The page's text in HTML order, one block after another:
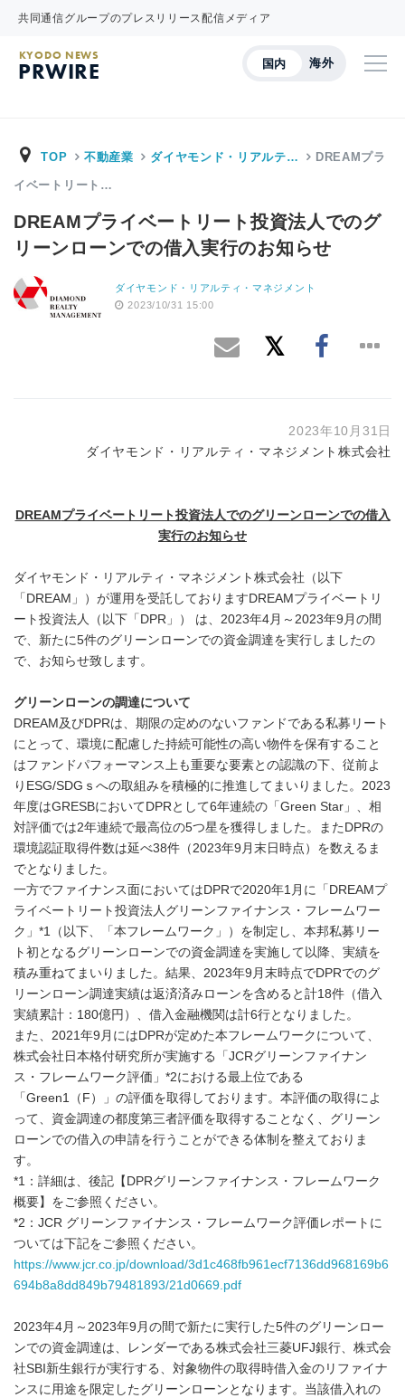
共同通信グループのプレスリリース配信メディア
国内 海外
KYODO NEWS
PRWIRE
TOP 不動産業 ダイヤモンド・リアルテ… DREAMプラ
イベートリート…
DREAMプライベートリート投資法人でのグ
リーンローンでの借入実行のお知らせ
ダイヤモンド・リアルティ・マネジメント
2023/10/31 15:00
2023年10月31日
ダイヤモンド・リアルティ・マネジメント株式会社
DREAM プライベートリート投資法人でのグリーンローンでの借入
実行のお知らせ
ダイヤモンド・リアルティ・マネジメント株式会社（以下
「DREAM」）が運用を受託しておりますDREAMプライベートリ
ート投資法人（以下「DPR」） は、2023年4月～2023年9月の間
で、新たに5件のグリーンローンでの資金調達を実行しましたの
で、お知らせ致します。
グリーンローンの調達について
DREAM及びDPRは、期限の定めのないファンドである私募リート
にとって、環境に配慮した持続可能性の高い物件を保有すること
はファンドパフォーマンス上も重要な要素との認識の下、従前よ
りESG/SDGｓへの取組みを積極的に推進してまいりました。2023
年度はGRESBにおいてDPRとして6年連続の「Green Star」、相
対評価では2年連続で最高位の5つ星を獲得しました。またDPRの
環境認証取得件数は延べ38件（2023年9月末日時点）を数えるま
でとなりました。
一方でファイナンス面においてはDPRで2020年1月に「DREAMプ
ライベートリート投資法人グリーンファイナンス・フレームワー
ク」*1（以下、「本フレームワーク」）を制定し、本邦私募リー
ト初となるグリーンローンでの資金調達を実施して以降、実績を
積み重ねてまいりました。結果、2023年9月末時点でDPRでのグ
リーンローン調達実績は返済済みローンを含めると計18件（借入
実績累計：180億円）、借入金融機関は計6行となりました。
また、2021年9月にはDPRが定めた本フレームワークについて、
株式会社日本格付研究所が実施する「JCRグリーンファイナン
ス・フレームワーク評価」*2における最上位である
「Green1（F）」の評価を取得しております。本評価の取得によ
って、資金調達の都度第三者評価を取得することなく、グリーン
ローンでの借入の申請を行うことができる体制を整えておりま
す。
*1：詳細は、後記【DPRグリーンファイナンス・フレームワーク
概要】をご参照ください。
*2：JCR グリーンファイナンス・フレームワーク評価レポートに
ついては下記をご参照ください。
https://www.jcr.co.jp/download/3d1c468fb961ecf7136dd968169b6
694b8a8dd849b79481893/21d0669.pdf
2023年4月～2023年9月の間で新たに実行した5件のグリーンロー
ンでの資金調達は、レンダーである株式会社三菱UFJ銀行、株式会
社SBI新生銀行が実行する、対象物件の取得時借入金のリファイナ
ンスに用途を限定したグリーンローンとなります。当該借入れの